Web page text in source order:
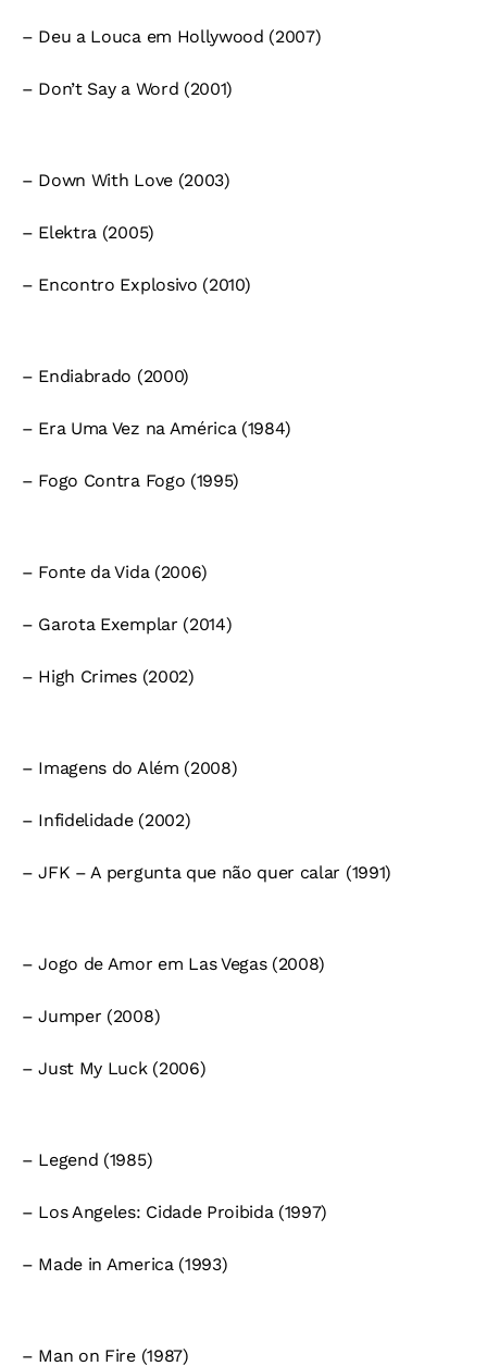
– Deu a Louca em Hollywood (2007)
– Don’t Say a Word (2001)
– Down With Love (2003)
– Elektra (2005)
– Encontro Explosivo (2010)
– Endiabrado (2000)
– Era Uma Vez na América (1984)
– Fogo Contra Fogo (1995)
– Fonte da Vida (2006)
– Garota Exemplar (2014)
– High Crimes (2002)
– Imagens do Além (2008)
– Infidelidade (2002)
– JFK – A pergunta que não quer calar (1991)
– Jogo de Amor em Las Vegas (2008)
– Jumper (2008)
– Just My Luck (2006)
– Legend (1985)
– Los Angeles: Cidade Proibida (1997)
– Made in America (1993)
– Man on Fire (1987)